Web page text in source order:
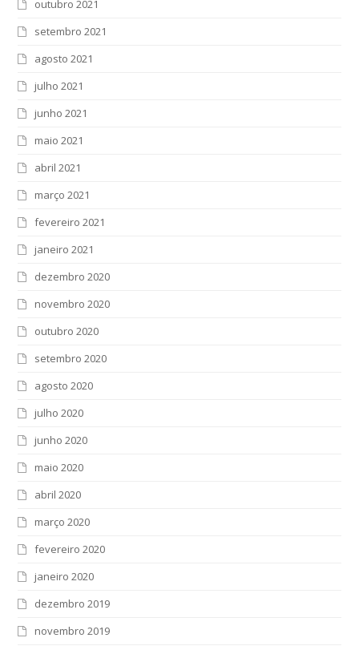
outubro 2021
setembro 2021
agosto 2021
julho 2021
junho 2021
maio 2021
abril 2021
março 2021
fevereiro 2021
janeiro 2021
dezembro 2020
novembro 2020
outubro 2020
setembro 2020
agosto 2020
julho 2020
junho 2020
maio 2020
abril 2020
março 2020
fevereiro 2020
janeiro 2020
dezembro 2019
novembro 2019